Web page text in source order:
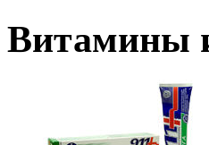
Витамины